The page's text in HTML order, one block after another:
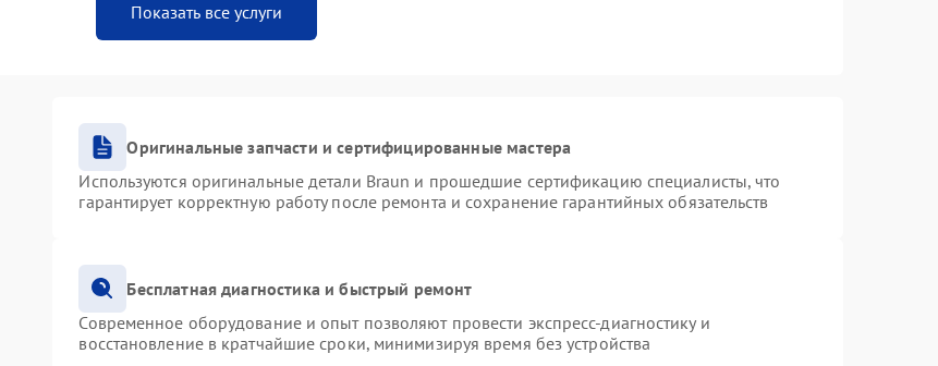
Показать все услуги
Оригинальные запчасти и сертифицированные мастера
Используются оригинальные детали Braun и прошедшие сертификацию специалисты, что
гарантирует корректную работу после ремонта и сохранение гарантийных обязательств
Бесплатная диагностика и быстрый ремонт
Современное оборудование и опыт позволяют провести экспресс-диагностику и
восстановление в кратчайшие сроки, минимизируя время без устройства